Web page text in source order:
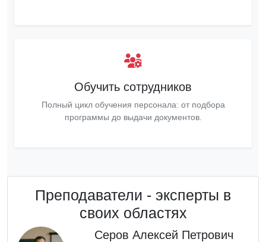
Обучить сотрудников
Полный цикл обучения персонала: от подбора
программы до выдачи документов.
Преподаватели - эксперты в
своих областях
Серов Алексей Петрович